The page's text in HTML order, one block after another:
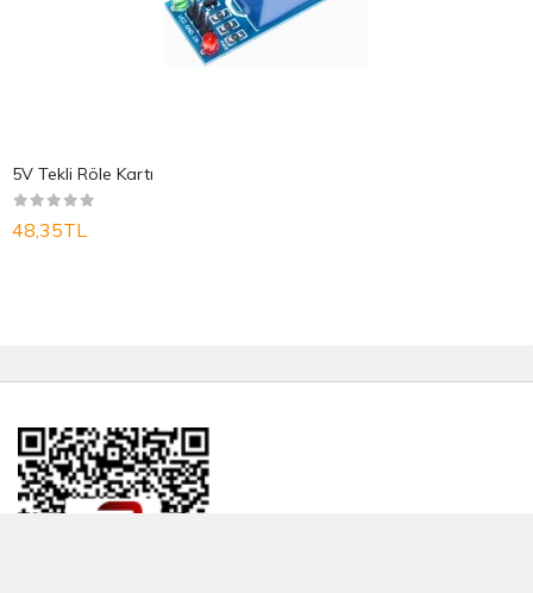
5V Tekli Röle Kartı
48,35TL